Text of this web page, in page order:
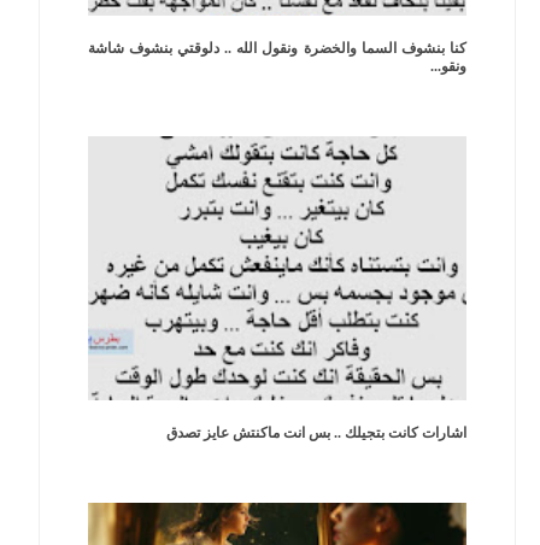
كنا بنشوف السما والخضرة ونقول الله .. دلوقتي بنشوف شاشة
ونقو...
اشارات كانت بتجيلك .. بس انت ماكنتش عايز تصدق